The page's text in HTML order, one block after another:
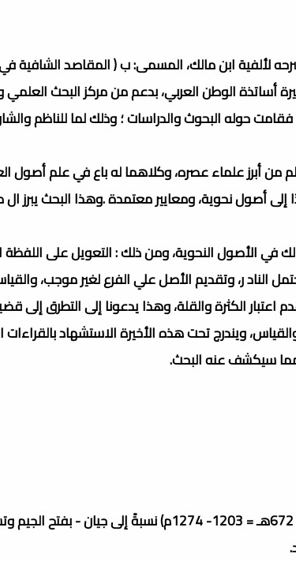
لألفية ابن مالك، المسمى: ب ( المقاصد الشافية
الوطن العربي، بدعم من مركز البحث العلمي
حوله البحوث والدراسات ؛ وذلك لما للناظم
أبرز علماء عصره، وكلاهما له باع في علم أصول
أصول نحوية، ومعايير معتمدة .وهذا البحث يبرز ال
في الأصول النحوية، ومن ذلك : التعويل على اللفظة
الناد ر، وتقديم الأصل علي الفرع لغير موجب،
الكثرة والقلة، وهذا يدعونا إلى التطرق إلى
ويندرج تحت هذه الأخيرة الاستشهاد بالقراءات
مما سيكشف عنه البحث.
محمد بن عبد الله بن مالك الطائي الجياني المعروف بـابن مالك (600 - 672هـ = 1203- 1274م) نسبةً